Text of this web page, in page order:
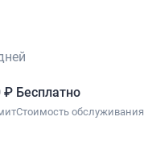
₽ Бесплатно
Стоимость обслуживания